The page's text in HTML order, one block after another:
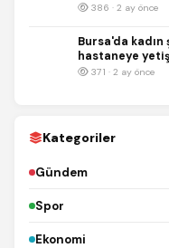
386 · 2 ay önce
Bursa'da
hastaneye
371 · 2 ay önce
Kategoriler
Gündem
Spor
Ekonomi